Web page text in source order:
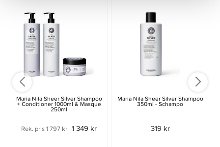
Maria Nila Sheer Silver Shampoo
+ Conditioner 1000ml & Masque
250ml
Rek. pris 1 797 kr 1 349 kr
Maria Nila Sheer Silver Shampoo
350ml - Schampo
319 kr